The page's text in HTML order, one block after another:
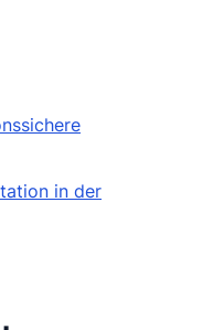
in der